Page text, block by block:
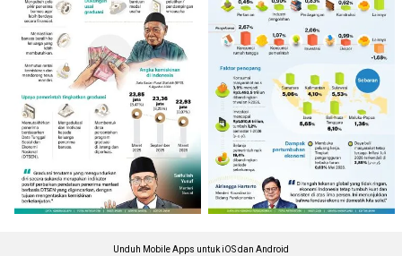
Unduh Mobile Apps untuk iOS dan Android